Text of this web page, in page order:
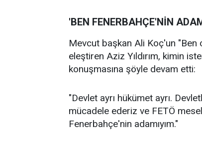
'BEN FENERBAHÇE'NİN
Mevcut başkan Ali Koç'un
eleştiren Aziz Yıldırım, kimin
konuşmasına şöyle devam etti:
"Devlet ayrı hükümet ayrı.
mücadele ederiz ve FETÖ
Fenerbahçe'nin adamıyım."